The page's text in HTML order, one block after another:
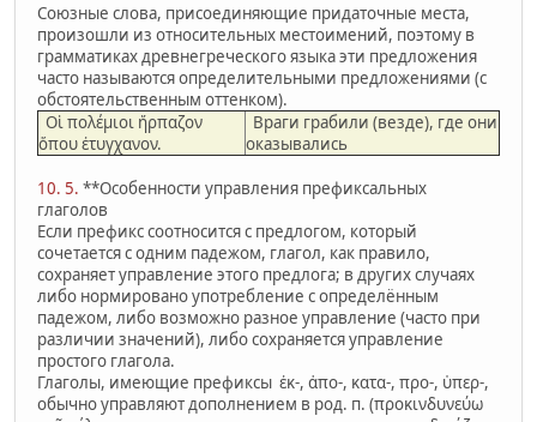
Союзные слова, присоединяющие придаточные места,
произошли из относительных местоимений, поэтому в
грамматиках древнегреческого языка эти предложения
часто называются определительными предложениями (с
обстоятельственным оттенком).
Οἱ πολέμιοι ἥρπαζον
ὅπου ἐτυγχανον.
Враги грабили (везде), где они
оказывались
10. 5. **Особенности управления префиксальных
глаголов
Если префикс соотносится с предлогом, который
сочетается с одним падежом, глагол, как правило,
сохраняет управление этого предлога; в других случаях
либо нормировано употребление с определённым
падежом, либо возможно разное управление (часто при
различии значений), либо сохраняется управление
простого глагола.
Глаголы, имеющие префиксы ἐκ-, ἀπο-, κατα-, προ-, ὑπερ-,
обычно управляют дополнением в род. п. (προκινδυνεύω